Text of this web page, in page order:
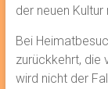
der neuen
Bei
zurückkehrt, die
wird nicht der